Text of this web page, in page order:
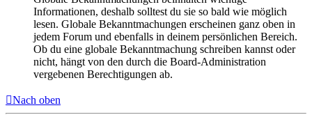
Informationen, deshalb solltest du sie so bald wie möglich
lesen. Globale Bekanntmachungen erscheinen ganz oben in
jedem Forum und ebenfalls in deinem persönlichen Bereich.
Ob du eine globale Bekanntmachung schreiben kannst oder
nicht, hängt von den durch die Board-Administration
vergebenen Berechtigungen ab.
Nach oben